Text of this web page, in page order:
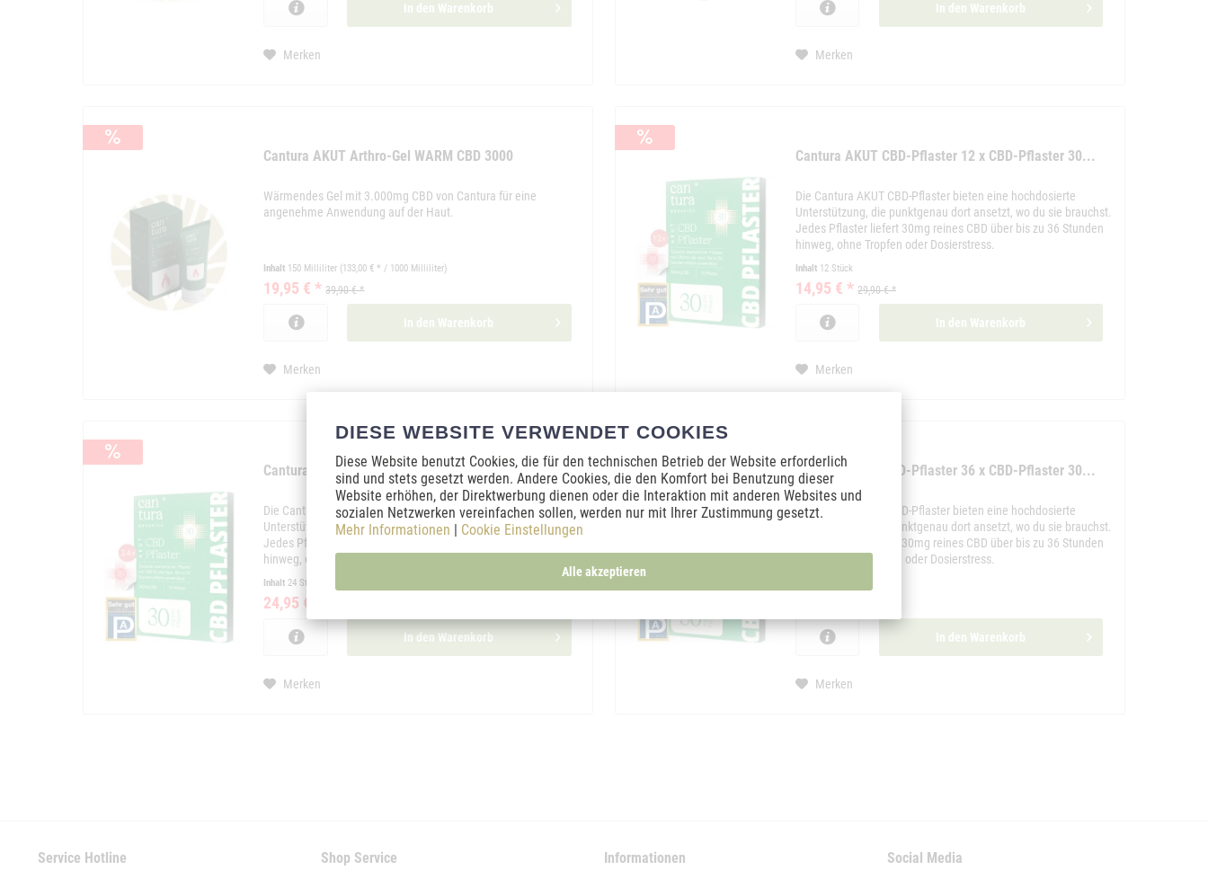
In den Warenkorb
Merken
In den Warenkorb
Merken
Cantura AKUT Arthro-Gel WARM CBD 3000
Wärmendes Gel mit 3.000mg CBD von Cantura für eine
angenehme Anwendung auf der Haut.
Inhalt 150 Milliliter (133,00 € * / 1000 Milliliter)
19,95 € * 39,90 € *
In den Warenkorb
Merken
Cantura AKUT CBD-Pflaster 12 x CBD-Pflaster 30...
Die Cantura AKUT CBD-Pflaster bieten eine hochdosierte
Unterstützung, die punktgenau dort ansetzt, wo du sie brauchst.
Jedes Pflaster liefert 30mg reines CBD über bis zu 36 Stunden
hinweg, ohne Tropfen oder Dosierstress.
Inhalt 12 Stück
14,95 € * 29,90 € *
In den Warenkorb
Merken
Cantura AKUT CBD-Pflaster 24 x CBD-Pflaster 30...
Die Cantura AKUT CBD-Pflaster bieten eine hochdosierte
Unterstützung, die punktgenau dort ansetzt, wo du sie brauchst.
Jedes Pflaster liefert 30mg reines CBD über bis zu 36 Stunden
hinweg, ohne Tropfen oder Dosierstress.
Inhalt 24 Stück
24,95 € *
In den Warenkorb
Merken
Cantura AKUT CBD-Pflaster 36 x CBD-Pflaster 30...
Die Cantura AKUT CBD-Pflaster bieten eine hochdosierte
Unterstützung, die punktgenau dort ansetzt, wo du sie brauchst.
Jedes Pflaster liefert 30mg reines CBD über bis zu 36 Stunden
hinweg, ohne Tropfen oder Dosierstress.
In den Warenkorb
Merken
Service Hotline
Shop Service
Informationen
Social Media
DIESE WEBSITE VERWENDET COOKIES
Diese Website benutzt Cookies, die für den technischen Betrieb der Website erforderlich
sind und stets gesetzt werden. Andere Cookies, die den Komfort bei Benutzung dieser
Website erhöhen, der Direktwerbung dienen oder die Interaktion mit anderen Websites und
sozialen Netzwerken vereinfachen sollen, werden nur mit Ihrer Zustimmung gesetzt.
Mehr Informationen | Cookie Einstellungen
Alle akzeptieren